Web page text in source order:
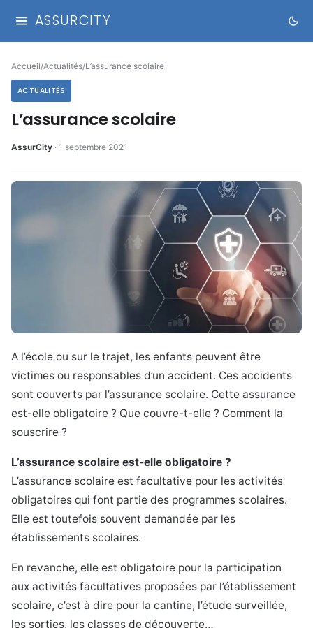
ASSURCITY
Accueil/Actualités/L’assurance scolaire
ACTUALITÉS
L’assurance scolaire
AssurCity · 1 septembre 2021
A l’école ou sur le trajet, les enfants peuvent être
victimes ou responsables d’un accident. Ces accidents
sont couverts par l’assurance scolaire. Cette assurance
est-elle obligatoire ? Que couvre-t-elle ? Comment la
souscrire ?
L’assurance scolaire est-elle obligatoire ?
L’assurance scolaire est facultative pour les activités
obligatoires qui font partie des programmes scolaires.
Elle est toutefois souvent demandée par les
établissements scolaires.
En revanche, elle est obligatoire pour la participation
aux activités facultatives proposées par l’établissement
scolaire, c’est à dire pour la cantine, l’étude surveillée,
les sorties, les classes de découverte…